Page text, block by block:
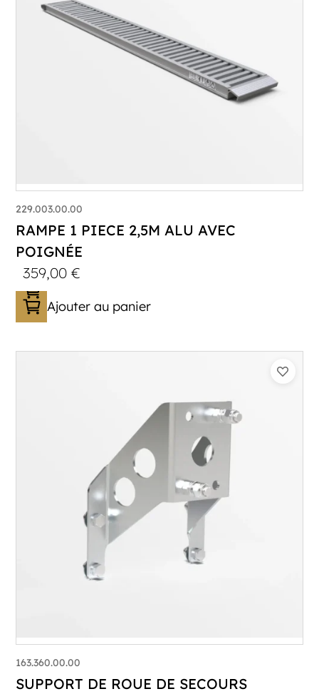
229.003.00.00
RAMPE 1 PIECE 2,5M ALU AVEC
POIGNÉE
359,00€
Ajouter au panier
163.360.00.00
SUPPORT DE ROUE DE SECOURS